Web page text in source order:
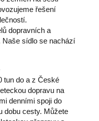
řešení
dopravních a
Naše sídlo se nachází
tun do a z České
dopravu na
denními spoji do
dobu cesty. Můžete